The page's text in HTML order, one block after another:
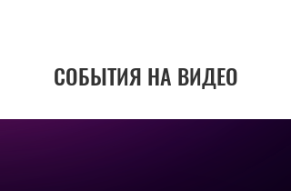
СОБЫТИЯ НА ВИДЕО